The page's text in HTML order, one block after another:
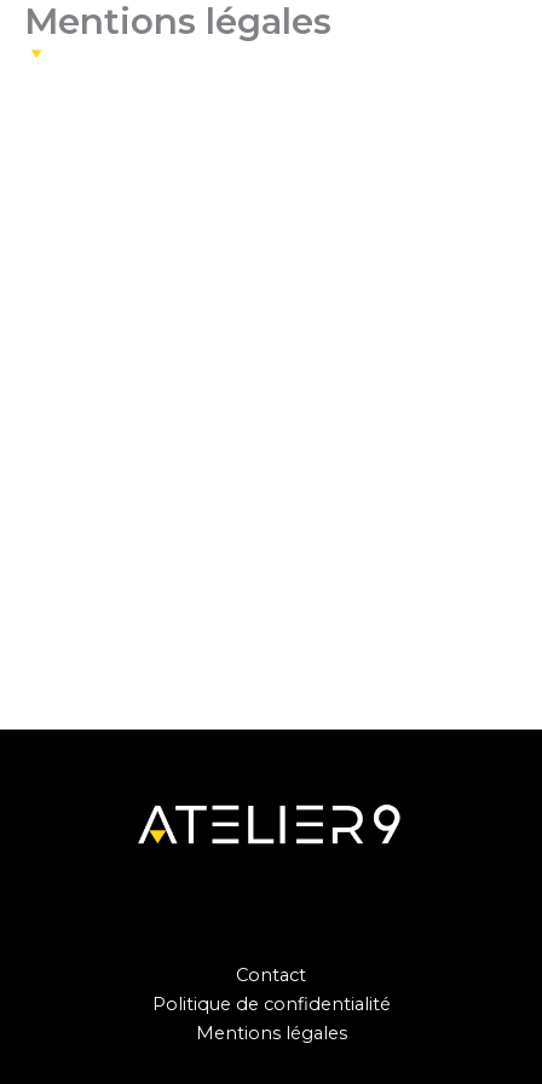
AllerMentions légales
Contact
Politique de confidentialité
Mentions légales